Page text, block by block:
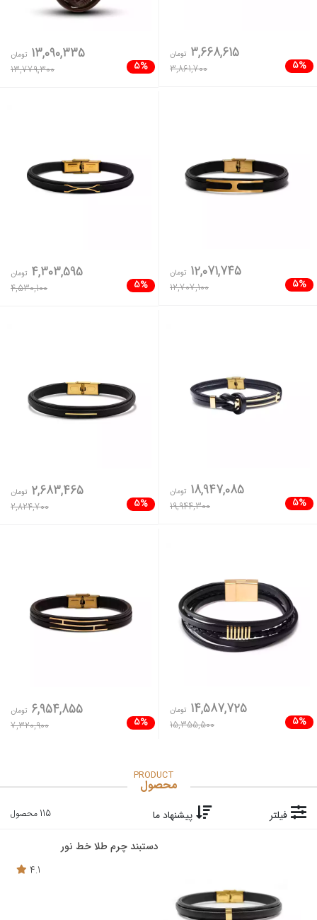
5%
3,668,615 تومان
3,861,700
5%
13,090,335 تومان
13,779,300
5%
12,071,745 تومان
12,707,100
5%
4,303,595 تومان
4,530,100
5%
18,947,085 تومان
19,944,300
5%
2,683,465 تومان
2,824,700
5%
14,587,725 تومان
15,355,500
5%
6,954,855 تومان
7,320,900
PRODUCT
محصول
فیلتر پیشنهاد ما 115 محصول
دستبند چرم طلا خط نور
4.1